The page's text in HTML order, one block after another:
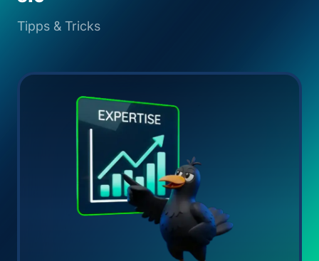
Tipps & Tricks